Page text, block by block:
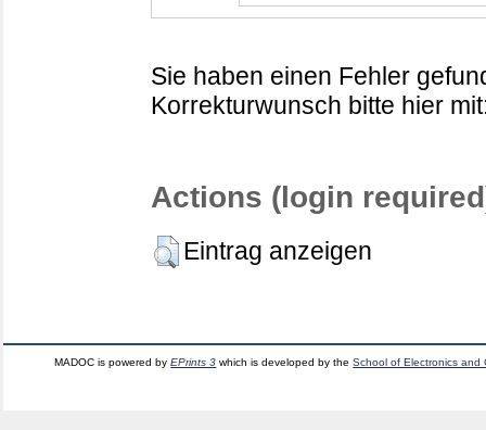
Sie haben einen Fehler
Korrekturwunsch bitte hier
Actions (login
Eintrag anzeigen
MADOC is powered byEPrints 3 which is developed by theSchool of Electronics and